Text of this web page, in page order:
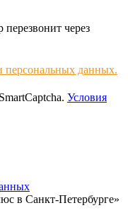
через
персональных данных.
Условия
в Санкт-Петербурге»